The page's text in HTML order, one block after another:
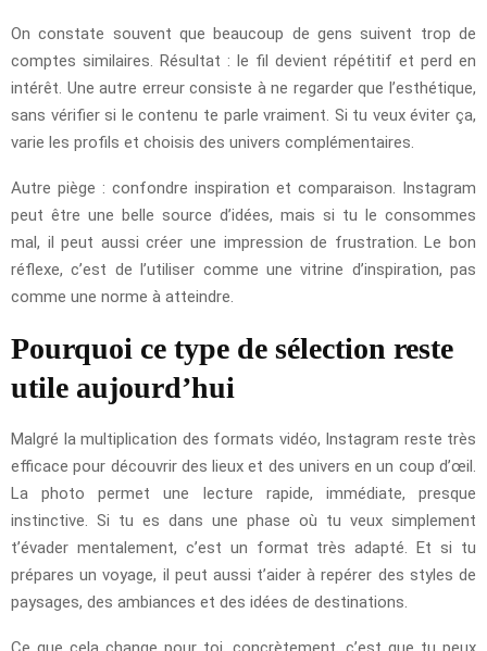
On constate souvent que beaucoup de gens suivent trop de
comptes similaires. Résultat : le fil devient répétitif et perd en
intérêt. Une autre erreur consiste à ne regarder que l’esthétique,
sans vérifier si le contenu te parle vraiment. Si tu veux éviter ça,
varie les profils et choisis des univers complémentaires.
Autre piège : confondre inspiration et comparaison. Instagram
peut être une belle source d’idées, mais si tu le consommes
mal, il peut aussi créer une impression de frustration. Le bon
réflexe, c’est de l’utiliser comme une vitrine d’inspiration, pas
comme une norme à atteindre.
Pourquoi ce type de sélection reste
utile aujourd’hui
Malgré la multiplication des formats vidéo, Instagram reste très
efficace pour découvrir des lieux et des univers en un coup d’œil.
La photo permet une lecture rapide, immédiate, presque
instinctive. Si tu es dans une phase où tu veux simplement
t’évader mentalement, c’est un format très adapté. Et si tu
prépares un voyage, il peut aussi t’aider à repérer des styles de
paysages, des ambiances et des idées de destinations.